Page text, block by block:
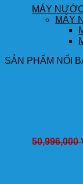
MÁY
MÁY
SẢN PHẨM NỔI
50,996,000